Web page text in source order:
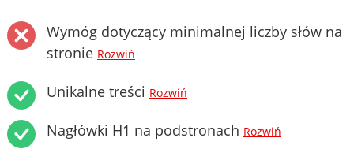
Wymóg dotyczący minimalnej liczby słów na
stronie Rozwiń
Unikalne treści Rozwiń
Nagłówki H1 na podstronach Rozwiń